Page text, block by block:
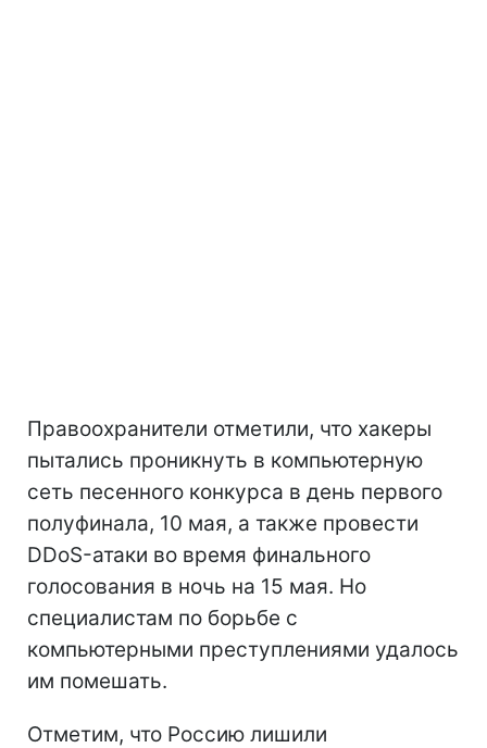
Правоохранители отметили, что хакеры
пытались проникнуть в компьютерную
сеть песенного конкурса в день первого
полуфинала, 10 мая, а также провести
DDoS-атаки во время финального
голосования в ночь на 15 мая. Но
специалистам по борьбе с
компьютерными преступлениями удалось
им помешать.
Отметим, что Россию лишили